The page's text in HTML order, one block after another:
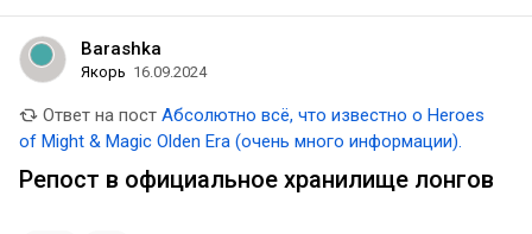
Barashka
Якорь 16.09.2024
Ответ на пост Абсолютно всё, что известно о Heroes
of Might & Magic Olden Era (очень много информации).
Репост в официальное хранилище лонгов